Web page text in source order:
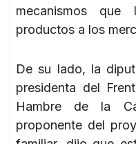
mecanismos
productos a los
De su lado, la
presidenta del
Hambre de la
proponente del